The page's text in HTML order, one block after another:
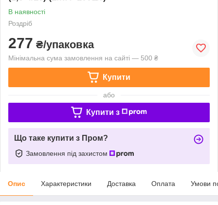
В наявності
Роздріб
277 ₴/упаковка
Мінімальна сума замовлення на сайті — 500 ₴
Купити
або
Купити з
Що таке купити з Пром?
Замовлення під захистом
Опис Характеристики Доставка Оплата Умови